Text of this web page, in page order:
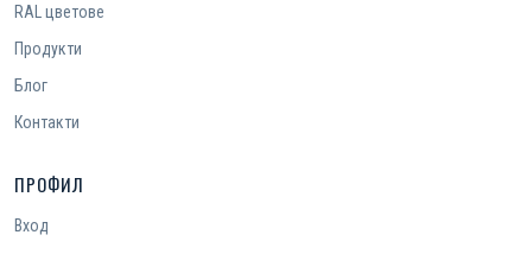
RAL цветове
Продукти
Блог
Контакти
ПРОФИЛ
Вход